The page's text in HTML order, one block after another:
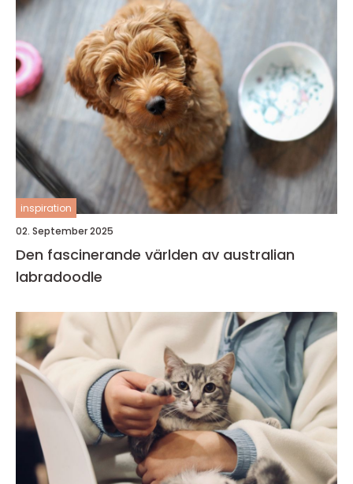
inspiration
02. September 2025
Den fascinerande världen av australian
labradoodle